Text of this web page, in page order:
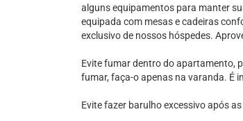
alguns equipamentos para manter
equipada com mesas e cadeiras
exclusivo de nossos hóspedes.
Evite fumar dentro do apartamento,
fumar, faça-o apenas na varanda. É
Evite fazer barulho excessivo após